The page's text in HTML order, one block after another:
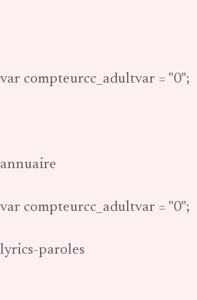
var compteurcc_adultvar = "0";
annuaire
var compteurcc_adultvar = "0";
lyrics-paroles